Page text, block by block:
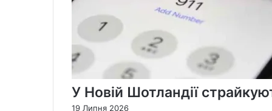
У Новій Шотландії
19 Липня 2026